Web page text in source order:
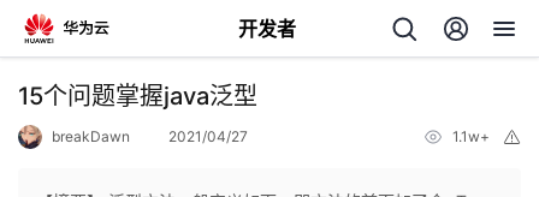
开发者
返
15个问题掌握java泛型
breakDawn 2021/04/27 1.1w+